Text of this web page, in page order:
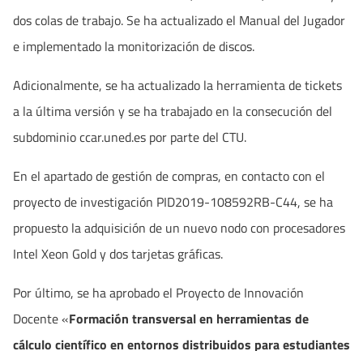
dos colas de trabajo. Se ha actualizado el Manual del Jugador
e implementado la monitorización de discos.
Adicionalmente, se ha actualizado la herramienta de tickets
a la última versión y se ha trabajado en la consecución del
subdominio ccar.uned.es por parte del CTU.
En el apartado de gestión de compras, en contacto con el
proyecto de investigación PID2019-108592RB-C44, se ha
propuesto la adquisición de un nuevo nodo con procesadores
Intel Xeon Gold y dos tarjetas gráficas.
Por último, se ha aprobado el Proyecto de Innovación
Docente «Formación transversal en herramientas de
cálculo científico en entornos distribuidos para estudiantes